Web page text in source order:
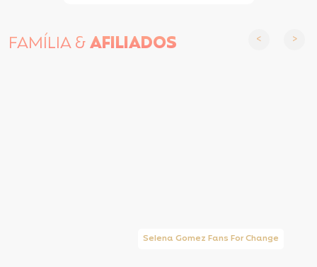
FAMÍLIA &AFILIADOS
Selena Gomez Fans For Change